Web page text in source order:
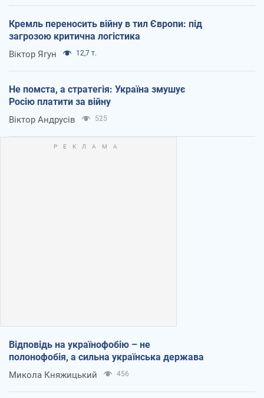
Кремль переносить війну в тил Європи: під
загрозою критична логістика
Віктор Ягун 12,7 т.
Не помста, а стратегія: Україна змушує
Росію платити за війну
Віктор Андрусів 525
Відповідь на українофобію – не
полонофобія, а сильна українська держава
Микола Княжицький 456